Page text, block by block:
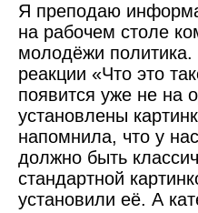
Я преподаю
на рабочем столе
молодёжи
реакции «Что это
появится уже не на
установлены
напомнила, что у
должно быть
стандартной
установили её. А